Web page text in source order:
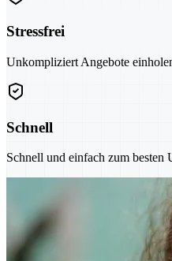
Stressfrei
Unkompliziert Angebote
Schnell
Schnell und einfach zum besten